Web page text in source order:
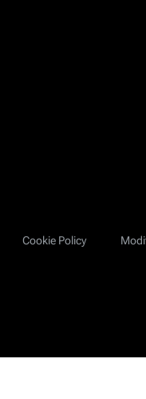
Cookie Policy